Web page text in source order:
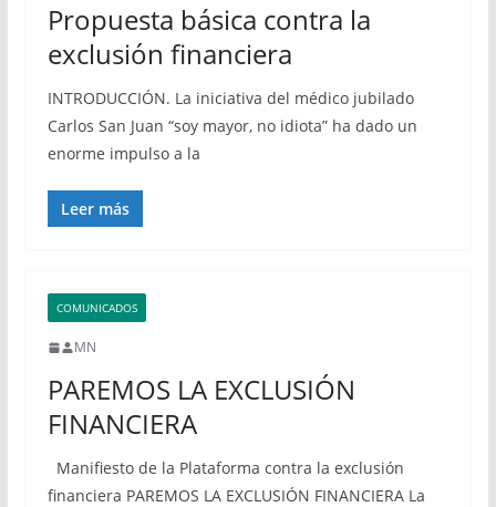
Propuesta básica contra la
exclusión financiera
INTRODUCCIÓN. La iniciativa del médico jubilado
Carlos San Juan “soy mayor, no idiota” ha dado un
enorme impulso a la
Leer más
COMUNICADOS
MN
PAREMOS LA EXCLUSIÓN
FINANCIERA
Manifiesto de la Plataforma contra la exclusión
financiera PAREMOS LA EXCLUSIÓN FINANCIERA La